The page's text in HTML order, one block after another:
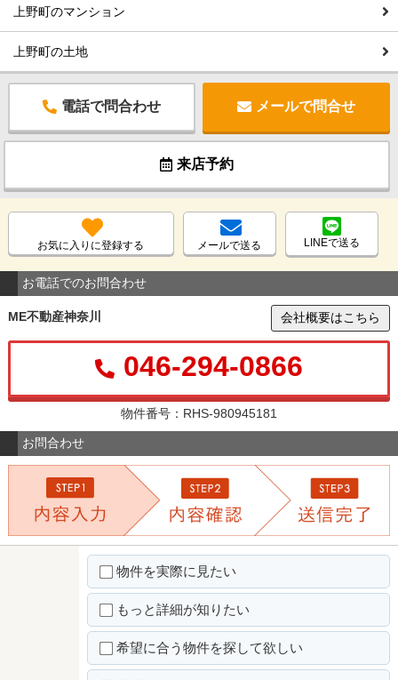
上野町のマンション
上野町の土地
電話で問合わせ メールで問合せ
来店予約
お気に入りに登録する メールで送る LINEで送る
お電話でのお問合わせ
ME不動産神奈川 会社概要はこちら
046-294-0866
物件番号：RHS-980945181
お問合わせ
物件を実際に見たい
もっと詳細が知りたい
希望に合う物件を探して欲しい